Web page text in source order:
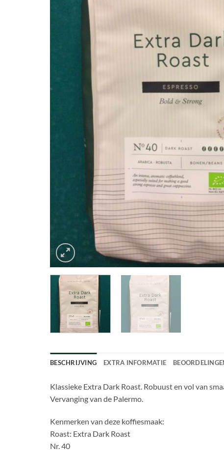
BESCHRIJVING EXTRA INFORMATIE
Klassieke Extra Dark Roast. Robuust en vol van
Vervanging van de Palermo.
Kenmerken van deze koffiesmaak:
Roast: Extra Dark Roast
Nr. 40